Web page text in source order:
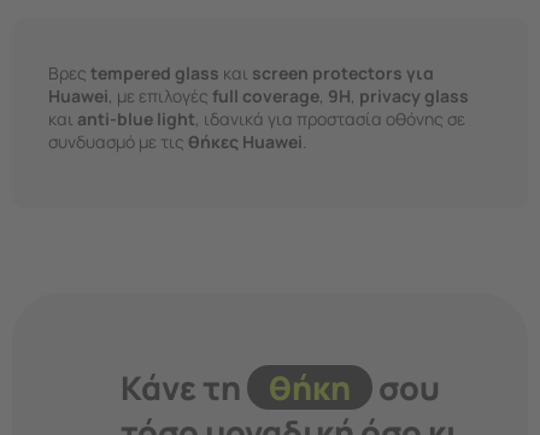
Βρες tempered glass και screen protectors για
Huawei, με επιλογές full coverage, 9H, privacy glass
και anti-blue light, ιδανικά για προστασία οθόνης σε
συνδυασμό με τις θήκες Huawei.
Κάνε τη θήκη
σου